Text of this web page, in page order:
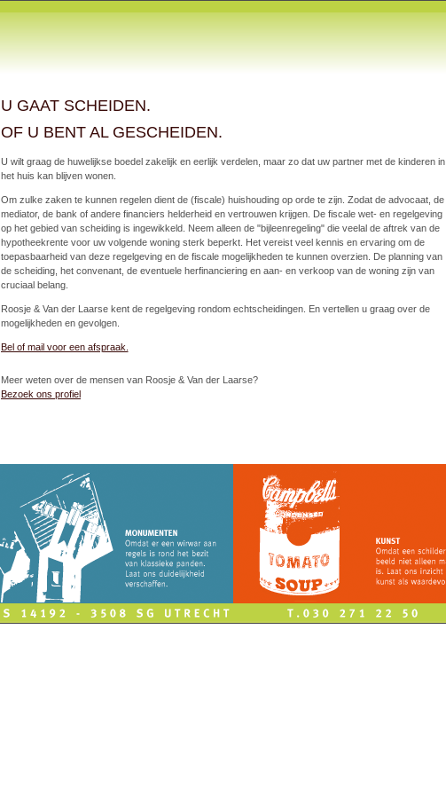
ECHTSCHEIDING
U GAAT SCHEIDEN.
OF U BENT AL GESCHEIDEN.
U wilt graag de huwelijkse boedel zakelijk en eerlijk verdelen, maar zo dat uw partner met de kinderen in
het huis kan blijven wonen.
Om zulke zaken te kunnen regelen dient de (fiscale) huishouding op orde te zijn. Zodat de advocaat, de
mediator, de bank of andere financiers helderheid en vertrouwen krijgen. De fiscale wet- en regelgeving
op het gebied van scheiding is ingewikkeld. Neem alleen de "bijleenregeling" die veelal de aftrek van de
hypotheekrente voor uw volgende woning sterk beperkt. Het vereist veel kennis en ervaring om de
toepasbaarheid van deze regelgeving en de fiscale mogelijkheden te kunnen overzien. De planning van
de scheiding, het convenant, de eventuele herfinanciering en aan- en verkoop van de woning zijn van
cruciaal belang.
Roosje & Van der Laarse kent de regelgeving rondom echtscheidingen. En vertellen u graag over de
mogelijkheden en gevolgen.
Bel of mail voor een afspraak.
Meer weten over de mensen van Roosje & Van der Laarse?
Bezoek ons profiel